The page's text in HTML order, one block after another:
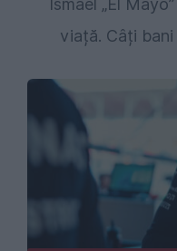
Ismael „El
viață. Câți bani